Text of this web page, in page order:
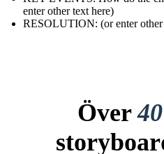
enter other text here)
RESOLUTION: (or enter other
Över